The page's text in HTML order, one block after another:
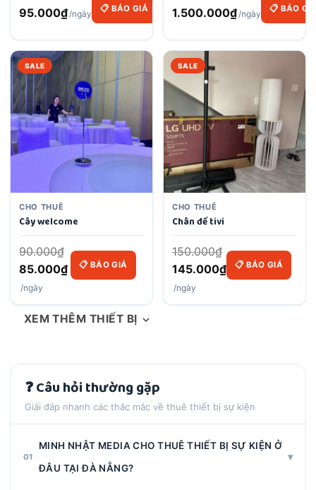
95.000₫ /ngày 📋 BÁO GIÁ 1.500.000₫ /ngày 📋 BÁO
SALE
CHO THUÊ
Cây welcome
90.000₫
Original
price
was:
90.000₫.
85.000₫
Current
price
is:
/ngày
📋 BÁO GIÁ
SALE
CHO THUÊ
Chân đế tivi
150.000₫
Original
price
was:
145.000₫
Current
price
/ngày
📋 BÁO GIÁ
XEM THÊM THIẾT BỊ
❓ Câu hỏi thường gặp
Giải đáp nhanh các thắc mắc về thuê thiết bị sự kiện
01
MINH NHẬT MEDIA CHO THUÊ THIẾT BỊ SỰ KIỆN Ở
ĐÂU TẠI ĐÀ NẴNG?
▾